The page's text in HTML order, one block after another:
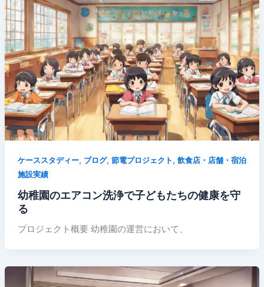
ケーススタディー, ブログ, 節電プロジェクト , 飲食店・店舗・宿泊
施設実績
幼稚園のエアコン洗浄で子どもたちの健康を守
る
プロジェクト概要 幼稚園の運営において、